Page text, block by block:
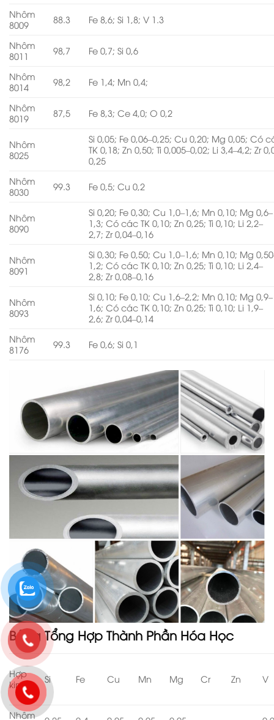
Nhôm
8009
88.3 Fe 8,6; Si 1,8; V 1.3
Nhôm
8011
98,7 Fe 0,7; Si 0,6
Nhôm
8014
98,2 Fe 1,4; Mn 0,4;
Nhôm
8019
87,5 Fe 8,3; Ce 4,0; O 0,2
Nhôm
8025
Si 0,05; Fe 0,06–0,25; Cu 0,20; Mg 0,05; Có
TK 0,18; Zn 0,50; Ti 0,005–0,02; Li 3,4–4,2; Zr
0,25
Nhôm
8030
99.3 Fe 0,5; Cu 0,2
Nhôm
8090
Si 0,20; Fe 0,30; Cu 1,0–1,6; Mn 0,10; Mg 0,6–
1,3; Có các TK 0,10; Zn 0,25; Ti 0,10; Li 2,2–
2,7; Zr 0,04–0,16
Nhôm
8091
Si 0,30; Fe 0,50; Cu 1,0–1,6; Mn 0,10; Mg
1,2; Có các TK 0,10; Zn 0,25; Ti 0,10; Li 2,4–
2,8; Zr 0,08–0,16
Nhôm
8093
Si 0,10; Fe 0,10; Cu 1,6–2,2; Mn 0,10; Mg 0,9–
1,6; Có các TK 0,10; Zn 0,25; Ti 0,10; Li 1,9–
2,6; Zr 0,04–0,14
Nhôm
8176
99.3 Fe 0,6; Si 0,1
Bảng Tổng Hợp Thành Phần Hóa Học
Hợp
kim
Si Fe Cu Mn Mg Cr Zn V
Nhôm